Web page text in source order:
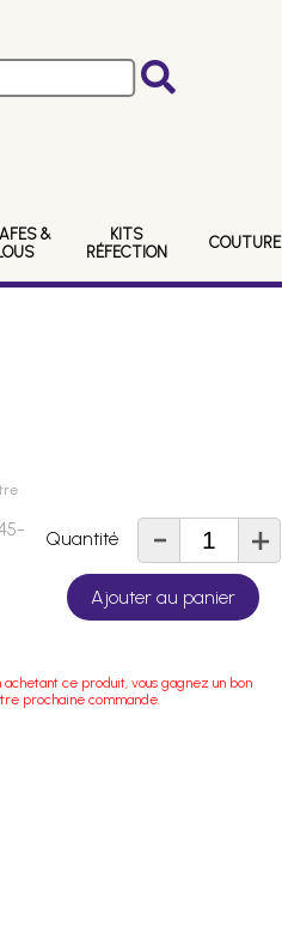
&
KITS
RÉFECTION
COUTURE
Quantité - +
Ajouter au panier
ce produit, vous gagnez un bon
prochaine commande.